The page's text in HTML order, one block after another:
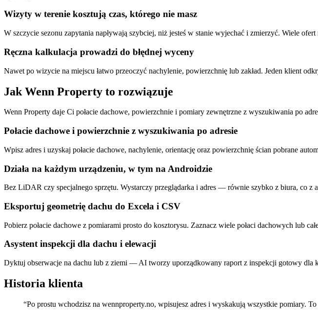
Wizyty w terenie kosztują czas, którego nie masz
W szczycie sezonu zapytania napływają szybciej, niż jesteś w stanie wyjechać i zmierzyć. Wiele
Ręczna kalkulacja prowadzi do błędnej wyceny
Nawet po wizycie na miejscu łatwo przeoczyć nachylenie, powierzchnię lub zakład. Jeden klient
Jak Wenn Property to rozwiązuje
Wenn Property daje Ci połacie dachowe, powierzchnie i pomiary zewnętrzne z wyszukiwania po
Połacie dachowe i powierzchnie z wyszukiwania po adresie
Wpisz adres i uzyskaj połacie dachowe, nachylenie, orientację oraz powierzchnię ścian pobrane
Działa na każdym urządzeniu, w tym na Androidzie
Bez LiDAR czy specjalnego sprzętu. Wystarczy przeglądarka i adres — równie szybko z biura, co z
Eksportuj geometrię dachu do Excela i CSV
Pobierz połacie dachowe z pomiarami prosto do kosztorysu. Zaznacz wiele połaci dachowych lub
Asystent inspekcji dla dachu i elewacji
Dyktuj obserwacje na dachu lub z ziemi — AI tworzy uporządkowany raport z inspekcji gotowy dla
Historia klienta
“Po prostu wchodzisz na wennproperty.no, wpisujesz adres i wyskakują wszystkie pomiary.